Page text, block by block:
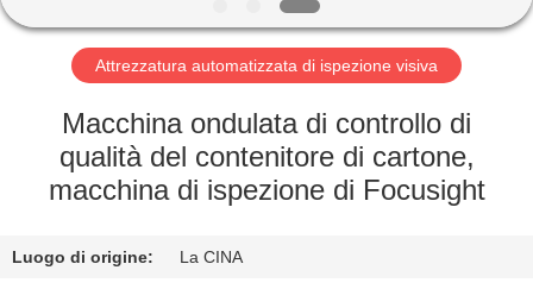
GIRO
DELLA
FABBRICA
CONTROLLO
QUALITÀ
Attrezzatura automatizzata di ispezione visiva
Macchina ondulata di controllo di
qualità del contenitore di cartone,
macchina di ispezione di Focusight
Luogo di origine: La CINA